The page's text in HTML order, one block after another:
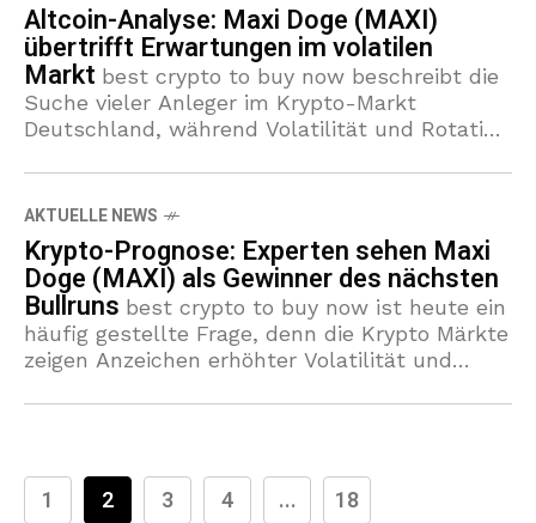
Altcoin-Analyse: Maxi Doge (MAXI)
übertrifft Erwartungen im volatilen
Markt best crypto to buy now beschreibt die
Suche vieler Anleger im Krypto-Markt
Deutschland, während Volatilität und Rotation
Handelsentscheidungen prägen. In dieser
Kurzanalyse konzentrieren wir uns
AKTUELLE NEWS
Krypto-Prognose: Experten sehen Maxi
Doge (MAXI) als Gewinner des nächsten
Bullruns best crypto to buy now ist heute ein
häufig gestellte Frage, denn die Krypto Märkte
zeigen Anzeichen erhöhter Volatilität und
Bullrun auslösen könnte. Steigende
1 2 3 4 ... 18